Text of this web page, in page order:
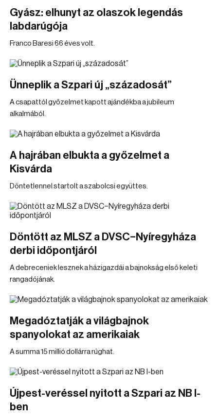
Gyász: elhunyt az olaszok legendás
labdarúgója
Franco Baresi 66 éves volt.
Ünneplik a Szpari új „századosát”
A csapattól győzelmet kapott ajándékba a jubileum
alkalmából.
A hajrában elbukta a győzelmet a
Kisvárda
Döntetlennel startolt a szabolcsi együttes.
Döntött az MLSZ a DVSC–Nyíregyháza
derbi időpontjáról
A debreceniek lesznek a házigazdái a bajnokság első keleti
rangadójának.
Megadóztatják a világbajnok
spanyolokat az amerikaiak
A summa 15 millió dollárra rúghat.
Újpest-veréssel nyitott a Szpari az NB I-
ben